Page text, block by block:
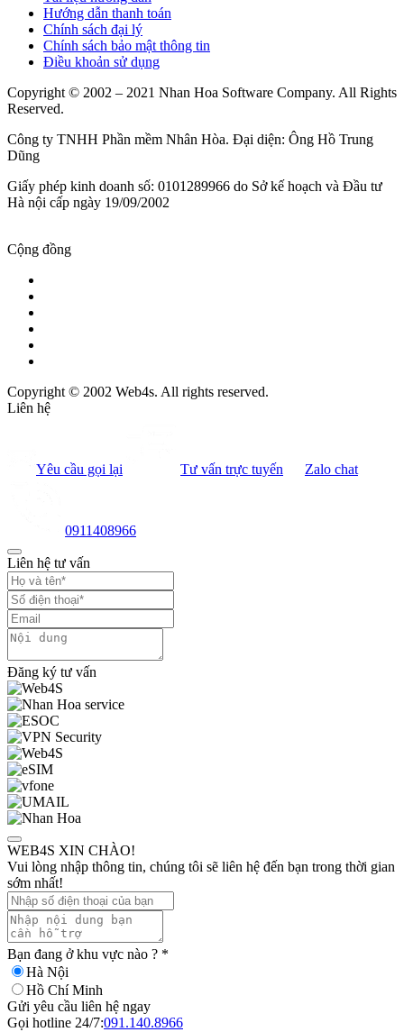
Hướng dẫn thanh toán
Chính sách đại lý
Chính sách bảo mật thông tin
Điều khoản sử dụng
Copyright © 2002 – 2021 Nhan Hoa Software Company. All Rights
Reserved.
Công ty TNHH Phần mềm Nhân Hòa. Đại diện: Ông Hồ Trung
Dũng
Giấy phép kinh doanh số: 0101289966 do Sở kế hoạch và Đầu tư
Hà nội cấp ngày 19/09/2002
Cộng đồng
Copyright © 2002 Web4s. All rights reserved.
Liên hệ
Yêu cầu gọi lại Tư vấn trực tuyến Zalo chat
0911408966
Liên hệ tư vấn
Đăng ký tư vấn
WEB4S XIN CHÀO!
Vui lòng nhập thông tin, chúng tôi sẽ liên hệ đến bạn trong thời gian
sớm nhất!
Bạn đang ở khu vực nào ? *
Hà Nội
Hồ Chí Minh
Gửi yêu cầu liên hệ ngay
Gọi hotline 24/7:091.140.8966